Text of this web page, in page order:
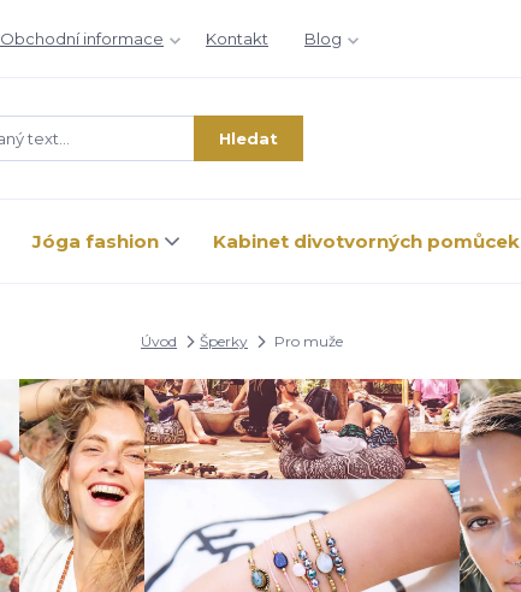
Obchodní informace Kontakt Blog
Hledat
Jóga fashion Kabinet divotvorných pomůcek
Úvod Šperky Pro muže